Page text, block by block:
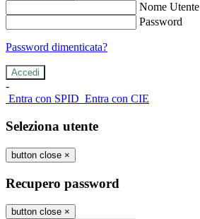
Nome Utente
Password
Password dimenticata?
-
Entra con SPID Entra con CIE
Seleziona utente
button close ×
Recupero password
button close ×